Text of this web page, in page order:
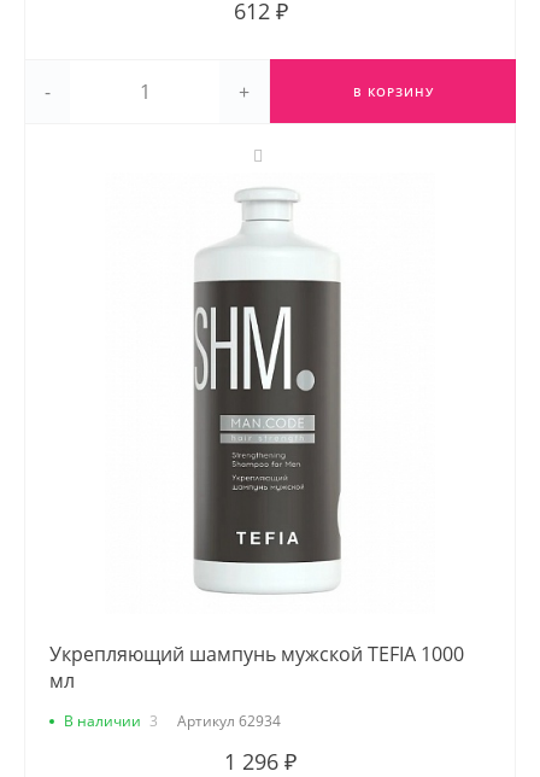
612 ₽
- + В КОРЗИНУ
Укрепляющий шампунь мужской TEFIA 1000
мл
В наличии 3 Артикул 62934
1 296 ₽